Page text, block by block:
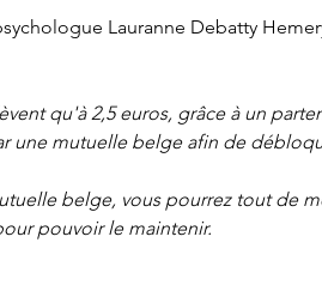
Lauranne Debatty
qu'à 2,5 euros, grâce à un
une mutuelle belge afin de
belge, vous pourrez tout de
pouvoir le maintenir.